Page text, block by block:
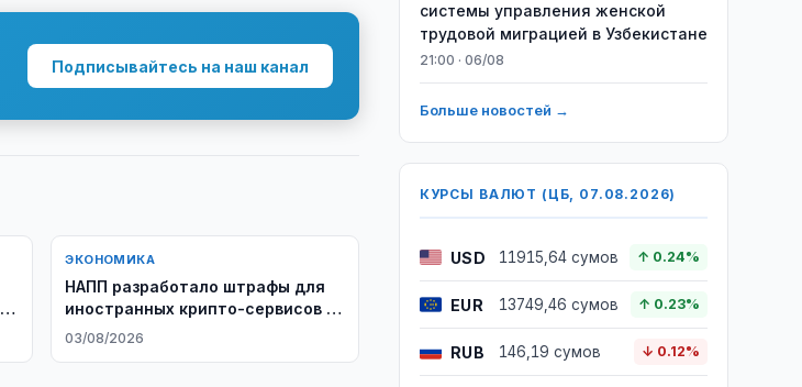
Подписывайтесь на наш канал
ЭКОНОМИКА
НАПП разработало штрафы для
иностранных крипто-сервисов в
Узбекистане
03/08/2026
системы управления женской
трудовой миграцией в Узбекистане
21:00 · 06/08
Больше новостей →
КУРСЫ ВАЛЮТ (ЦБ, 07.08.2026)
USD 11915,64 сумов ↑ 0.24%
EUR 13749,46 сумов ↑ 0.23%
RUB 146,19 сумов ↓ 0.12%